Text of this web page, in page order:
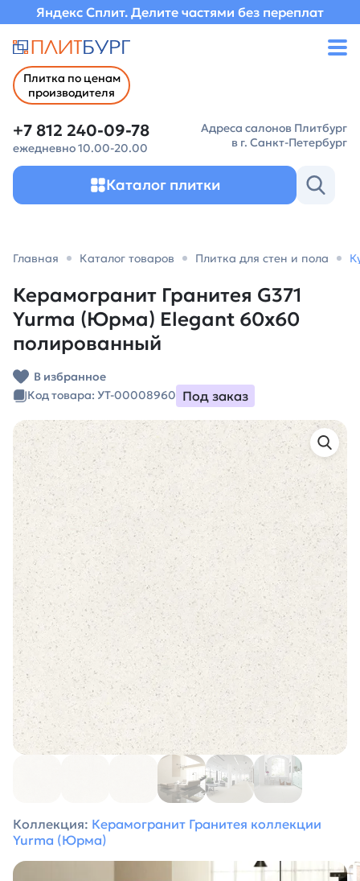
Яндекс Сплит. Делите частями без переплат
Плитка по ценам
производителя
+7 812 240-09-78
ежедневно 10.00-20.00
Адреса салонов Плитбург
в г. Санкт-Петербург
Каталог плитки
Главная Каталог товаров Плитка для стен и пола
Керамогранит Гранитея G371
Yurma (Юрма) Elegant 60х60
полированный
В избранное
Код товара: УТ-00008960 Под заказ
Коллекция: Керамогранит Гранитея коллекции
Yurma (Юрма)